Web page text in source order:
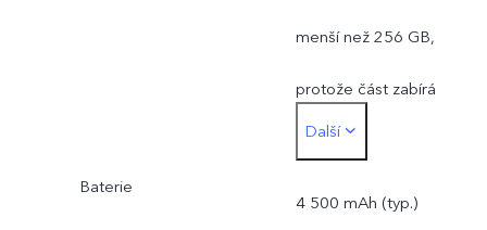
menší než 256 GB,
protože část zabírá
operační systém
a předinstalované
Další
Baterie
4 500 mAh (typ.)